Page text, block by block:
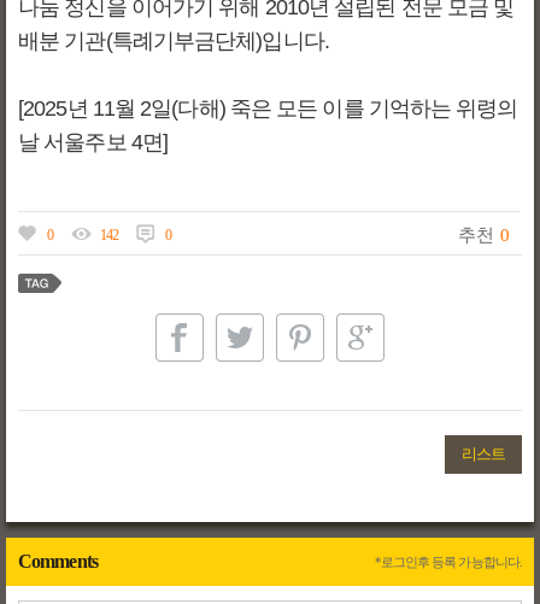
나눔 정신을 이어가기 위해 2010년 설립된 전문 모금 및
배분 기관(특례기부금단체)입니다.
[2025년 11월 2일(다해) 죽은 모든 이를 기억하는 위령의
날 서울주보 4면]
0 142 0 추천 0
리스트
Comments *로그인후 등록 가능합니다.